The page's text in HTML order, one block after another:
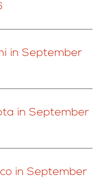
in September
in September
in September